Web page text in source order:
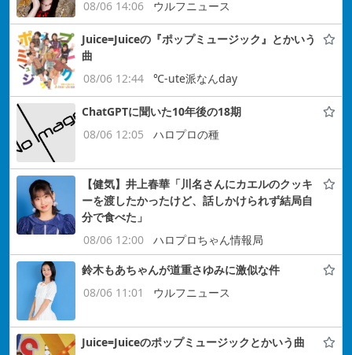
08/06 14:06 ウルフニュース
Juice=Juiceの『ポップミュージック』とかいう
曲
08/06 12:44
℃-ute派なんday
ChatGPTに聞いた10年後の18期
08/06 12:05
ハロプロの種
【健気】井上春華「川名さんにカエルのクッキ
ーを渡したかったけど、話しかけられず結局自
分で食べた」
08/06 12:00
ハロプロちゃん情報局
鈴木もあちゃんが道重さゆみに激似な件
08/06 11:01
ウルフニュース
Juice=Juiceのポップミュージックとかいう曲